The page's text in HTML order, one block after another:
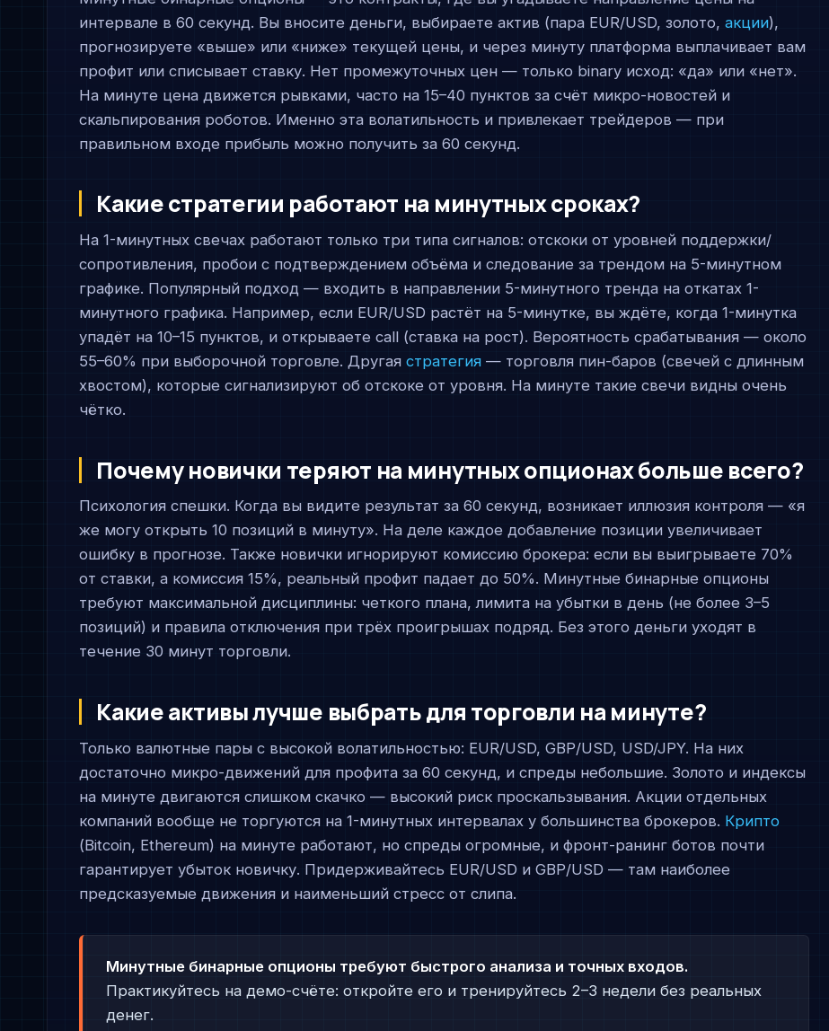
интервале в 60 секунд. Вы вносите деньги, выбираете актив (пара EUR/USD, золото,акции),
прогнозируете «выше» или «ниже» текущей цены, и через минуту платформа выплачивает вам
профит или списывает ставку. Нет промежуточных цен — только binary исход: «да» или «нет».
На минуте цена движется рывками, часто на 15–40 пунктов за счёт микро-новостей и
скальпирования роботов. Именно эта волатильность и привлекает трейдеров — при
правильном входе прибыль можно получить за 60 секунд.
Какие стратегии работают на минутных сроках?
На 1-минутных свечах работают только три типа сигналов: отскоки от уровней поддержки/
сопротивления, пробои с подтверждением объёма и следование за трендом на 5-минутном
графике. Популярный подход — входить в направлении 5-минутного тренда на откатах 1-
минутного графика. Например, если EUR/USD растёт на 5-минутке, вы ждёте, когда 1-минутка
упадёт на 10–15 пунктов, и открываете call (ставка на рост). Вероятность срабатывания — около
55–60% при выборочной торговле. Другаястратегия — торговля пин-баров (свечей с длинным
хвостом), которые сигнализируют об отскоке от уровня. На минуте такие свечи видны очень
чётко.
Почему новички теряют на минутных опционах больше всего?
Психология спешки. Когда вы видите результат за 60 секунд, возникает иллюзия контроля — «я
же могу открыть 10 позиций в минуту». На деле каждое добавление позиции увеличивает
ошибку в прогнозе. Также новички игнорируют комиссию брокера: если вы выигрываете 70%
от ставки, а комиссия 15%, реальный профит падает до 50%. Минутные бинарные опционы
требуют максимальной дисциплины: четкого плана, лимита на убытки в день (не более 3–5
позиций) и правила отключения при трёх проигрышах подряд. Без этого деньги уходят в
течение 30 минут торговли.
Какие активы лучше выбрать для торговли на минуте?
Только валютные пары с высокой волатильностью: EUR/USD, GBP/USD, USD/JPY. На них
достаточно микро-движений для профита за 60 секунд, и спреды небольшие. Золото и индексы
на минуте двигаются слишком скачко — высокий риск проскальзывания. Акции отдельных
компаний вообще не торгуются на 1-минутных интервалах у большинства брокеров. Крипто
(Bitcoin, Ethereum) на минуте работают, но спреды огромные, и фронт-ранинг ботов почти
гарантирует убыток новичку. Придерживайтесь EUR/USD и GBP/USD — там наиболее
предсказуемые движения и наименьший стресс от слипа.
Минутные бинарные опционы требуют быстрого анализа и точных входов.
Практикуйтесь на демо-счёте: откройте его и тренируйтесь 2–3 недели без реальных
денег.